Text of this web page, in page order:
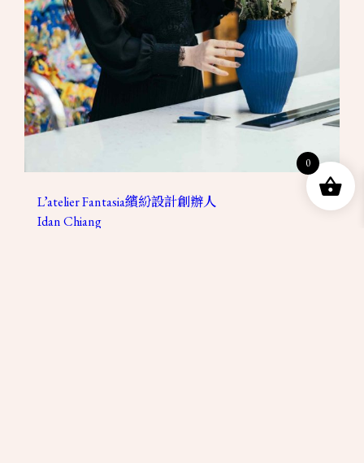
L’atelier Fantasia繽紛設計創辦人
Idan Chiang
0